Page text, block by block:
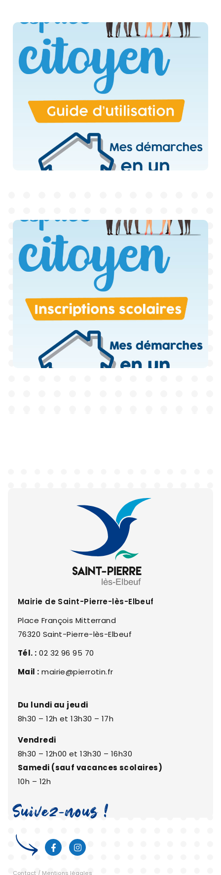
Mairie de Saint-Pierre-lès-Elbeuf
Place François Mitterrand
76320 Saint-Pierre-lès-Elbeuf
Tél. : 02 32 96 95 70
Mail : mairie@pierrotin.fr
Du lundi au jeudi
8h30 – 12h et 13h30 – 17h
Vendredi
8h30 – 12h00 et 13h30 – 16h30
Samedi (sauf vacances scolaires)
10h – 12h
Contact / Mentions légales
Suivez-nous !